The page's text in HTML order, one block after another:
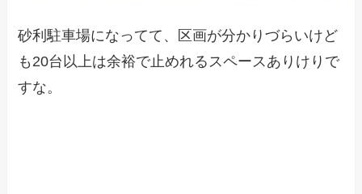
砂利駐車場になってて、区画が分かりづらいけど
も20台以上は余裕で止めれるスペースありけりで
すな。